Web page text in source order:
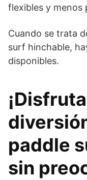
flexibles y menos
Cuando se trata
surf hinchable,
disponibles.
paddle
sin